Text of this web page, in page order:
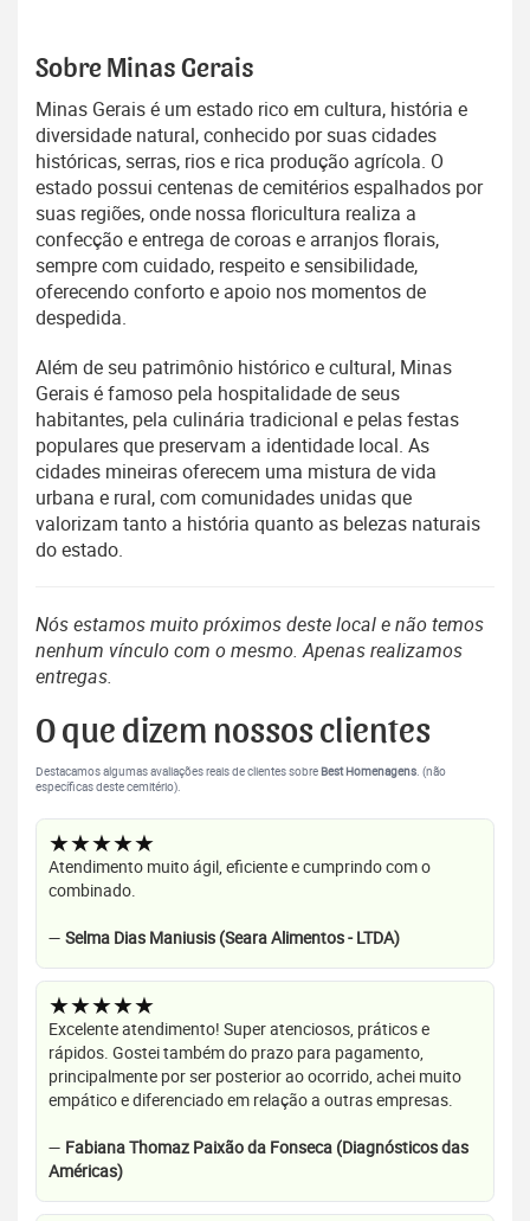
Sobre Minas Gerais
Minas Gerais é um estado rico em cultura, história e
diversidade natural, conhecido por suas cidades
históricas, serras, rios e rica produção agrícola. O
estado possui centenas de cemitérios espalhados por
suas regiões, onde nossa floricultura realiza a
confecção e entrega de coroas e arranjos florais,
sempre com cuidado, respeito e sensibilidade,
oferecendo conforto e apoio nos momentos de
despedida.
Além de seu patrimônio histórico e cultural, Minas
Gerais é famoso pela hospitalidade de seus
habitantes, pela culinária tradicional e pelas festas
populares que preservam a identidade local. As
cidades mineiras oferecem uma mistura de vida
urbana e rural, com comunidades unidas que
valorizam tanto a história quanto as belezas naturais
do estado.
Nós estamos muito próximos deste local e não temos
nenhum vínculo com o mesmo. Apenas realizamos
entregas.
O que dizem nossos clientes
Destacamos algumas avaliações reais de clientes sobre Best Homenagens. (não
específicas deste cemitério).
★★★★★
Atendimento muito ágil, eficiente e cumprindo com o
combinado.
— Selma Dias Maniusis (Seara Alimentos - LTDA)
★★★★★
Excelente atendimento! Super atenciosos, práticos e
rápidos. Gostei também do prazo para pagamento,
principalmente por ser posterior ao ocorrido, achei muito
empático e diferenciado em relação a outras empresas.
— Fabiana Thomaz Paixão da Fonseca (Diagnósticos das
Américas)